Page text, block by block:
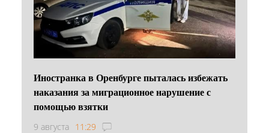
Иностранка в Оренбурге пыталась избежать
наказания за миграционное нарушение с
помощью взятки
9 августа 11:29